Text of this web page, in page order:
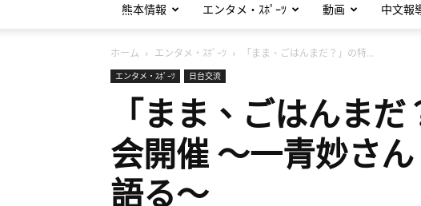
熊本情報 エンタメ・ｽﾎﾟｰﾂ 動画 中文報
ホーム エンタメ・ｽﾎﾟｰﾂ 「まま、ごはんまだ？」の特...
エンタメ・ｽﾎﾟｰﾂ 日台交流
「まま、ごはんま
会開催 〜一青妙さ
語る〜